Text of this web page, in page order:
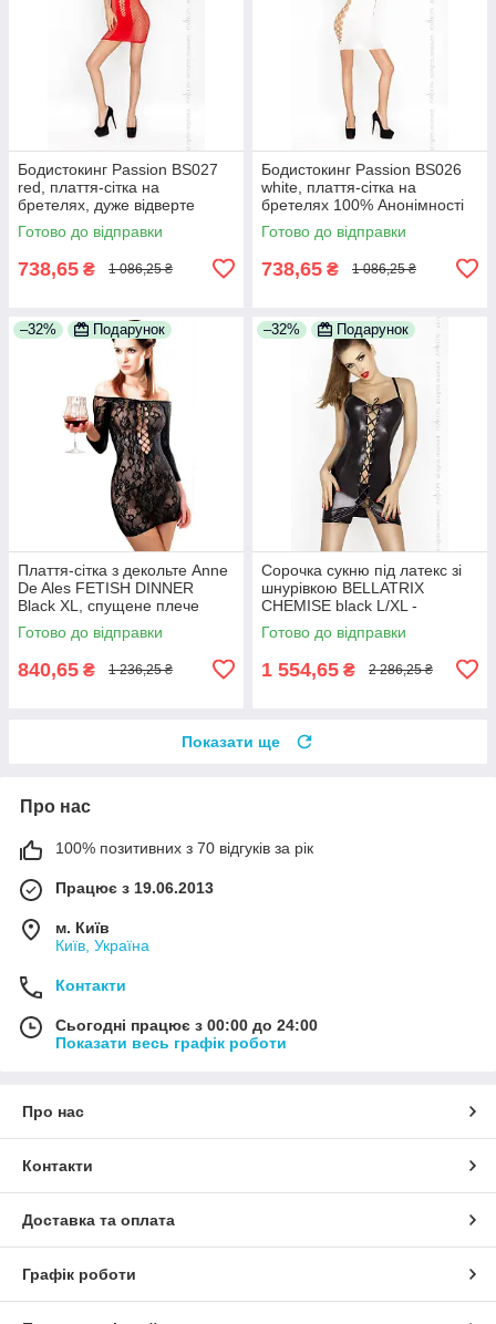
Бодистокинг Passion BS027
red, плаття-сітка на
бретелях, дуже відверте
100% Анонімності
Готово до відправки
738,65 ₴ 1 086,25 ₴
Бодистокинг Passion BS026
white, плаття-сітка на
бретелях 100% Анонімності
Готово до відправки
738,65 ₴ 1 086,25 ₴
–32% Подарунок
Плаття-сітка з декольте Anne
De Ales FETISH DINNER
Black XL, спущене плече
100% Анонімності
Готово до відправки
840,65 ₴ 1 236,25 ₴
–32% Подарунок
Сорочка сукню під латекс зі
шнурівкою BELLATRIX
CHEMISE black L/XL -
Passion, трусики 100%
Анонімності
Готово до відправки
1 554,65 ₴ 2 286,25 ₴
Показати ще
Про нас
100% позитивних з 70 відгуків за рік
Працює з 19.06.2013
м. Київ
Київ, Україна
Контакти
Сьогодні працює з 00:00 до 24:00
Показати весь графік роботи
Про нас
Контакти
Доставка та оплата
Графік роботи